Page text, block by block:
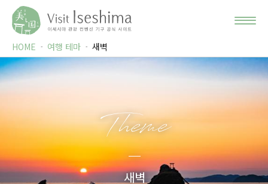
HOME 여행 테마 새벽
Theme
새벽